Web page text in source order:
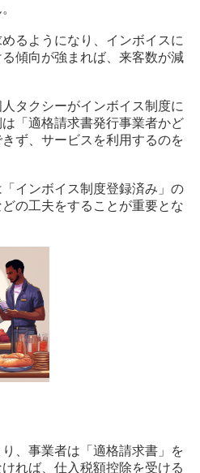
るようになり、インボイスに
傾向が強まれば、来客数が減
タクシーがインボイス制度に
「適格請求書発行事業者かど
ず、サービスを利用するのを
インボイス制度登録済み」の
の工夫をすることが重要とな
、事業者は「適格請求書」を
れば、仕入税額控除を受ける